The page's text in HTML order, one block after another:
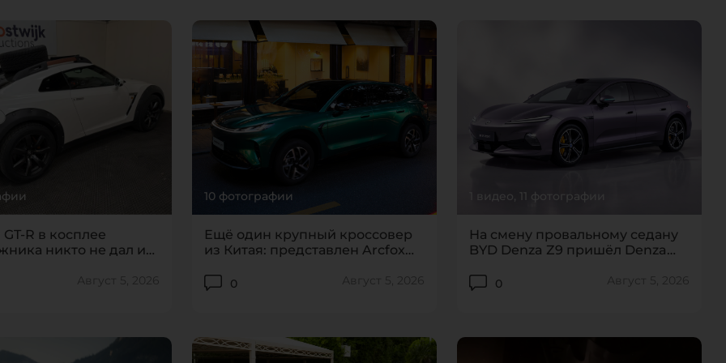
R в косплее
никто не дал и
Август 5, 2026
10 фотографии
Ещё один крупный кроссовер
из Китая: представлен Arcfox
0 Август 5, 2026
1 видео, 11 фотографии
На смену провальному седану
BYD Denza Z9 пришёл Denza
0 Август 5, 2026